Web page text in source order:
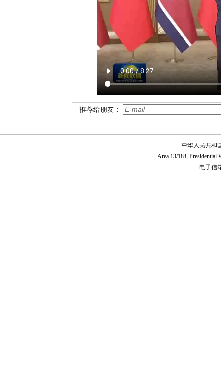
推荐给朋友：
中华人民共和
Area 13/188, Presidential
电子信